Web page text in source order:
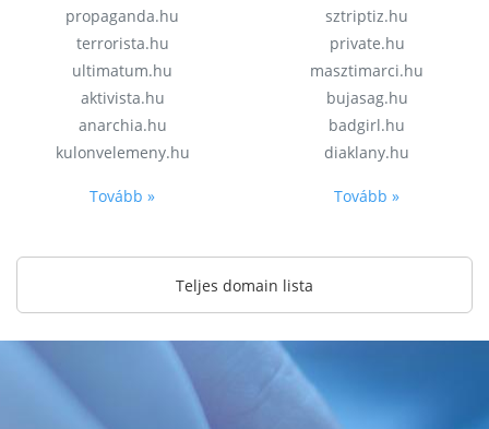
propaganda.hu
terrorista.hu
ultimatum.hu
aktivista.hu
anarchia.hu
kulonvelemeny.hu
Tovább »
sztriptiz.hu
private.hu
masztimarci.hu
bujasag.hu
badgirl.hu
diaklany.hu
Tovább »
Teljes domain lista